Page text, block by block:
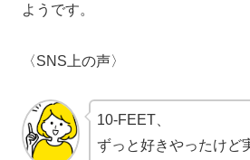
ようです。
〈SNS上の声〉
10-FEET、
ずっと好きやったけど